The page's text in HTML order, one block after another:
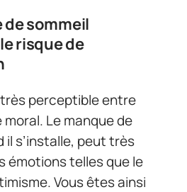
de sommeil
risque de
perceptible entre
moral. Le manque de
il s’installe, peut très
émotions telles que le
Vous êtes ainsi